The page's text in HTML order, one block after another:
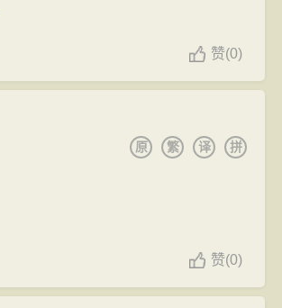
赞(0)
拼
译
繁
原
赞(0)